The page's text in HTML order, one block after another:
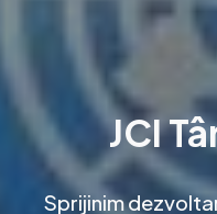
JCI
Sprijinim